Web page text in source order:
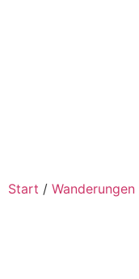
Start / Wanderungen